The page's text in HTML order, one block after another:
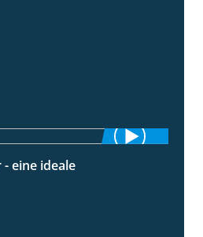
eine ideale